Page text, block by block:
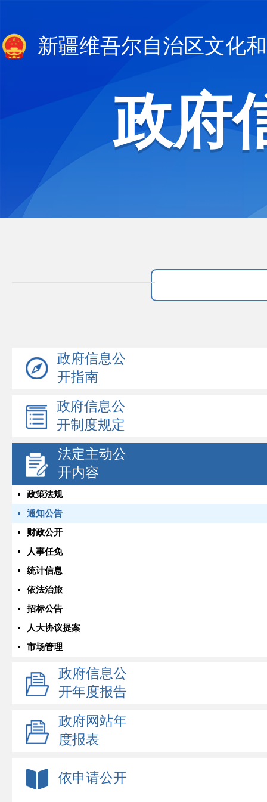
新疆维吾尔自治区文化
政府
政府信息公
开指南
政府信息公
开制度规定
法定主动公
开内容
政策法规
通知公告
财政公开
人事任免
统计信息
依法治旅
招标公告
人大协议提案
市场管理
政府信息公
开年度报告
政府网站年
度报表
依申请公开